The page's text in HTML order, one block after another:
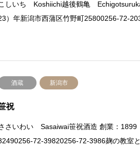
しいち Koshiichi越後鶴亀
）年新潟市西蒲区竹野町25800256-72-
酒蔵 新潟市
祝
さいわい Sasaiwai笹祝酒造 創業：1899
72-39820256-72-3986麹の教室